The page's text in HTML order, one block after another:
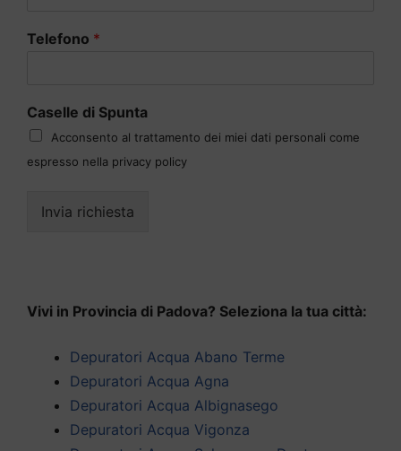
Telefono *
Caselle di Spunta
Acconsento al trattamento dei miei dati personali come
espresso nella privacy policy
Invia richiesta
Vivi in Provincia di Padova? Seleziona la tua città:
Depuratori Acqua Abano Terme
Depuratori Acqua Agna
Depuratori Acqua Albignasego
Depuratori Acqua Vigonza